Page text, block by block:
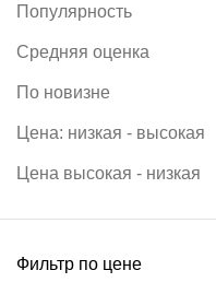
Популярность
Средняя оценка
По новизне
Цена: низкая - высокая
Цена высокая - низкая
Фильтр по цене